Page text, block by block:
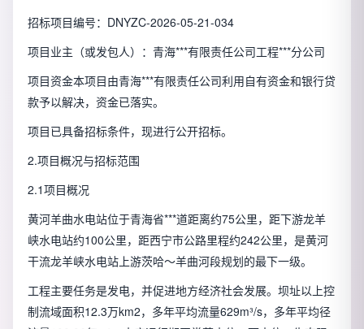
招标项目编号：DNYZC-2026-05-21-034
项目业主（或发包人）：青海***有限责任公司工程***分公司
项目资金本项目由青海***有限责任公司利用自有资金和银行贷
款予以解决，资金已落实。
项目已具备招标条件，现进行公开招标。
2.项目概况与招标范围
2.1项目概况
黄河羊曲水电站位于青海省***道距离约75公里，距下游龙羊
峡水电站约100公里，距西宁市公路里程约242公里，是黄河
干流龙羊峡水电站上游茨哈～羊曲河段规划的最下一级。
工程主要任务是发电，并促进地方经济社会发展。坝址以上控
制流域面积12.3万km2，多年平均流量629m³/s，多年平均径